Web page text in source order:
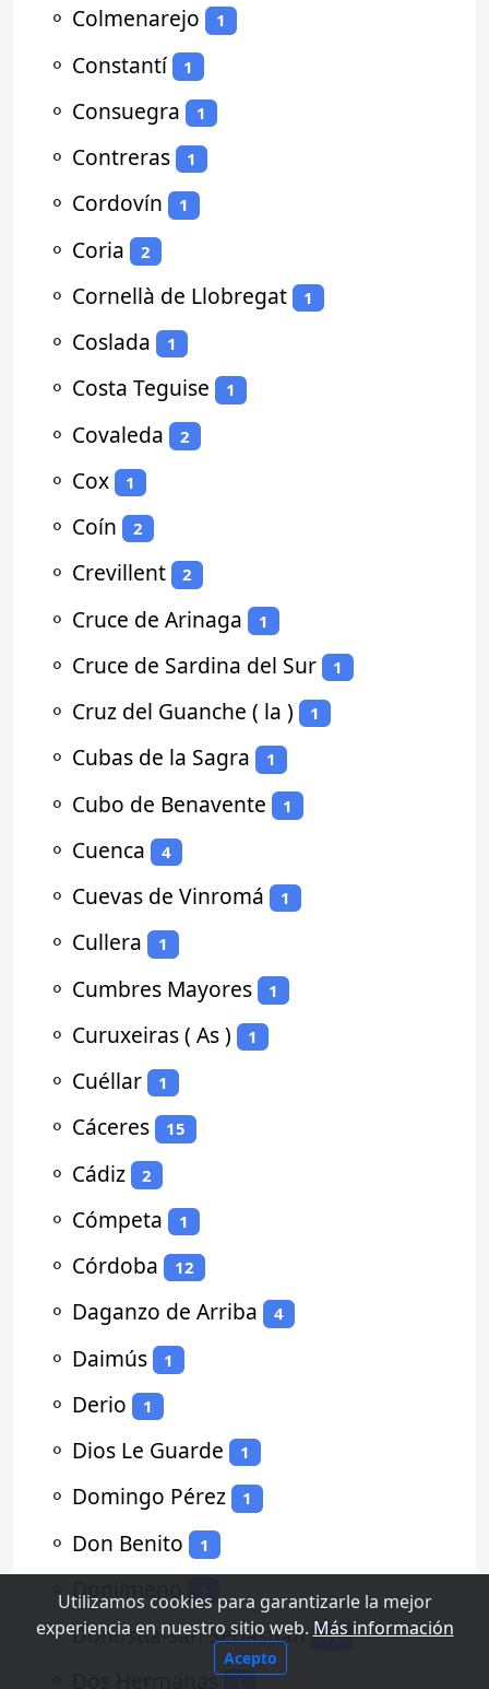
⚬ Colmenarejo 1
⚬ Constantí 1
⚬ Consuegra 1
⚬ Contreras 1
⚬ Cordovín 1
⚬ Coria 2
⚬ Cornellà de Llobregat 1
⚬ Coslada 1
⚬ Costa Teguise 1
⚬ Covaleda 2
⚬ Cox 1
⚬ Coín 2
⚬ Crevillent 2
⚬ Cruce de Arinaga 1
⚬ Cruce de Sardina del Sur 1
⚬ Cruz del Guanche ( la ) 1
⚬ Cubas de la Sagra 1
⚬ Cubo de Benavente 1
⚬ Cuenca 4
⚬ Cuevas de Vinromá 1
⚬ Cullera 1
⚬ Cumbres Mayores 1
⚬ Curuxeiras ( As ) 1
⚬ Cuéllar 1
⚬ Cáceres 15
⚬ Cádiz 2
⚬ Cómpeta 1
⚬ Córdoba 12
⚬ Daganzo de Arriba 4
⚬ Daimús 1
⚬ Derio 1
⚬ Dios Le Guarde 1
⚬ Domingo Pérez 1
⚬ Don Benito 1
⚬Donjimeno
⚬Donostia-san Sebastian 13
Dos Hermanas
Utilizamos cookies para garantizarle la mejor
experiencia en nuestro sitio web. Más información
Acepto